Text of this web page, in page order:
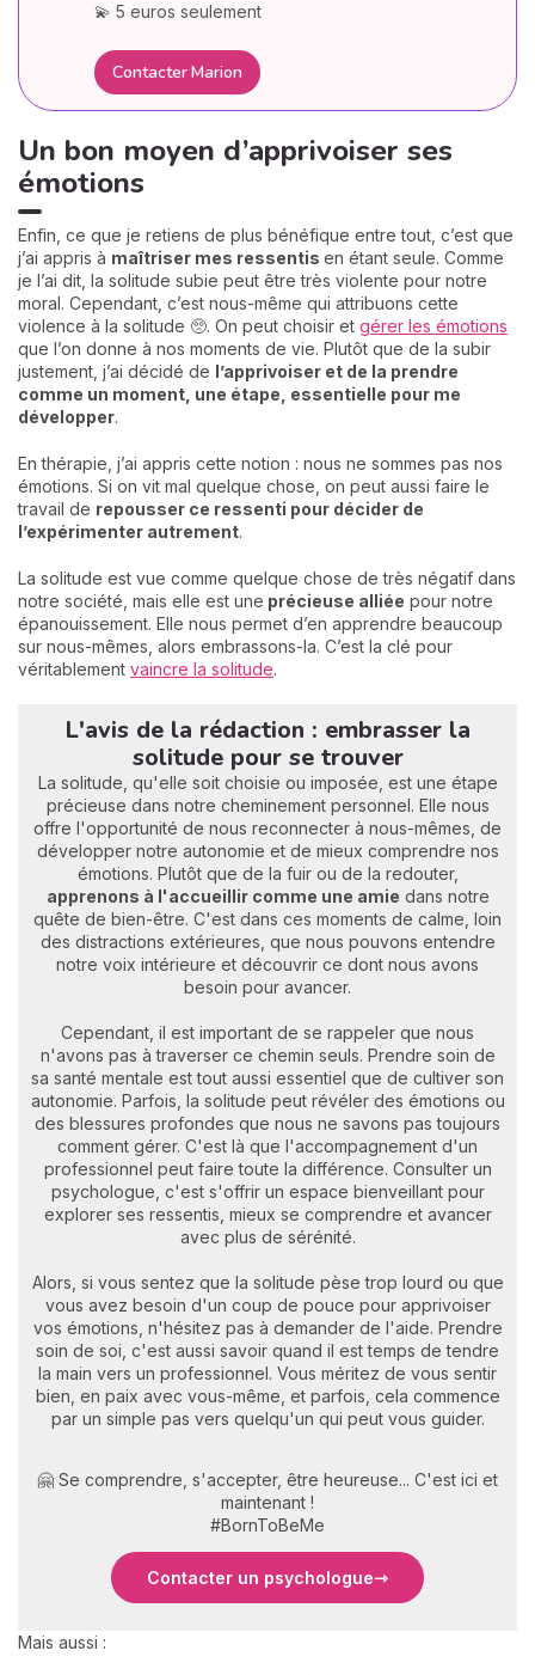
💫 5 euros seulement
Contacter Marion
Un bon moyen d’apprivoiser ses
émotions
Enfin, ce que je retiens de plus bénéfique entre tout, c’est que
j’ai appris à maîtriser mes ressentis en étant seule. Comme
je l’ai dit, la solitude subie peut être très violente pour notre
moral. Cependant, c’est nous-même qui attribuons cette
violence à la solitude 🥺. On peut choisir et gérer les émotions
que l’on donne à nos moments de vie. Plutôt que de la subir
justement, j’ai décidé de l’apprivoiser et de la prendre
comme un moment, une étape, essentielle pour me
développer.
En thérapie, j’ai appris cette notion : nous ne sommes pas nos
émotions. Si on vit mal quelque chose, on peut aussi faire le
travail de repousser ce ressenti pour décider de
l’expérimenter autrement.
La solitude est vue comme quelque chose de très négatif dans
notre société, mais elle est une précieuse alliée pour notre
épanouissement. Elle nous permet d’en apprendre beaucoup
sur nous-mêmes, alors embrassons-la. C’est la clé pour
véritablement vaincre la solitude.
L'avis de la rédaction : embrasser la
solitude pour se trouver
La solitude, qu'elle soit choisie ou imposée, est une étape
précieuse dans notre cheminement personnel. Elle nous
offre l'opportunité de nous reconnecter à nous-mêmes, de
développer notre autonomie et de mieux comprendre nos
émotions. Plutôt que de la fuir ou de la redouter,
apprenons à l'accueillir comme une amie dans notre
quête de bien-être. C'est dans ces moments de calme, loin
des distractions extérieures, que nous pouvons entendre
notre voix intérieure et découvrir ce dont nous avons
besoin pour avancer.
Cependant, il est important de se rappeler que nous
n'avons pas à traverser ce chemin seuls. Prendre soin de
sa santé mentale est tout aussi essentiel que de cultiver son
autonomie. Parfois, la solitude peut révéler des émotions ou
des blessures profondes que nous ne savons pas toujours
comment gérer. C'est là que l'accompagnement d'un
professionnel peut faire toute la différence. Consulter un
psychologue, c'est s'offrir un espace bienveillant pour
explorer ses ressentis, mieux se comprendre et avancer
avec plus de sérénité.
Alors, si vous sentez que la solitude pèse trop lourd ou que
vous avez besoin d'un coup de pouce pour apprivoiser
vos émotions, n'hésitez pas à demander de l'aide. Prendre
soin de soi, c'est aussi savoir quand il est temps de tendre
la main vers un professionnel. Vous méritez de vous sentir
bien, en paix avec vous-même, et parfois, cela commence
par un simple pas vers quelqu'un qui peut vous guider.
🤗 Se comprendre, s'accepter, être heureuse... C'est ici et
maintenant !
#BornToBeMe
Contacter un psychologue
Mais aussi :